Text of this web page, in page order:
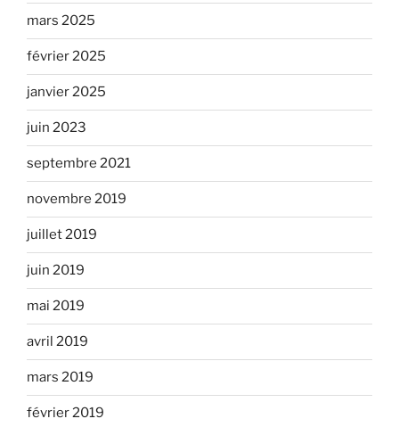
mars 2025
février 2025
janvier 2025
juin 2023
septembre 2021
novembre 2019
juillet 2019
juin 2019
mai 2019
avril 2019
mars 2019
février 2019